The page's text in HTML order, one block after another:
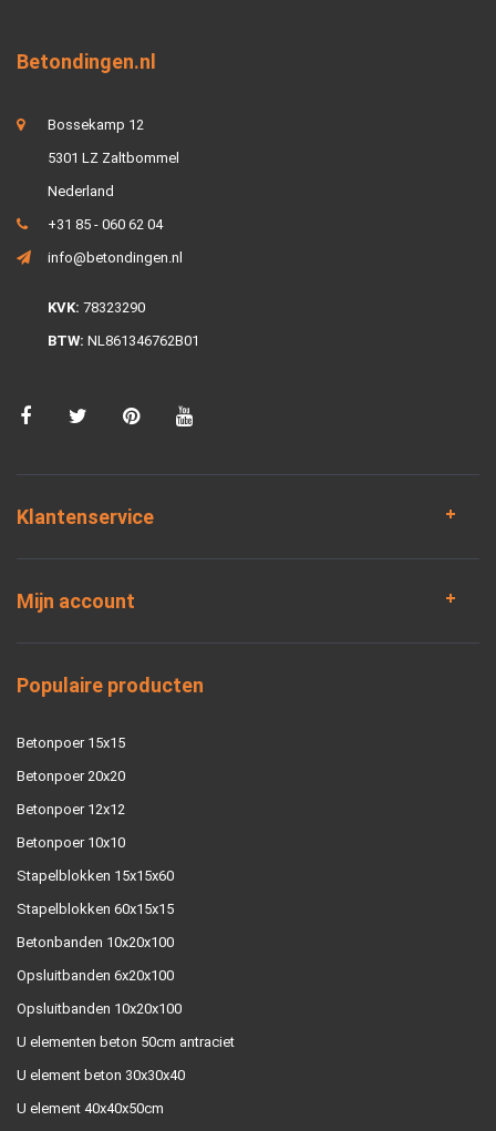
Betondingen.nl
Bossekamp 12
5301 LZ Zaltbommel
Nederland
+31 85 - 060 62 04
info@betondingen.nl
KVK: 78323290
BTW: NL861346762B01
Klantenservice
Mijn account
Populaire producten
Betonpoer 15x15
Betonpoer 20x20
Betonpoer 12x12
Betonpoer 10x10
Stapelblokken 15x15x60
Stapelblokken 60x15x15
Betonbanden 10x20x100
Opsluitbanden 6x20x100
Opsluitbanden 10x20x100
U elementen beton 50cm antraciet
U element beton 30x30x40
U element 40x40x50cm